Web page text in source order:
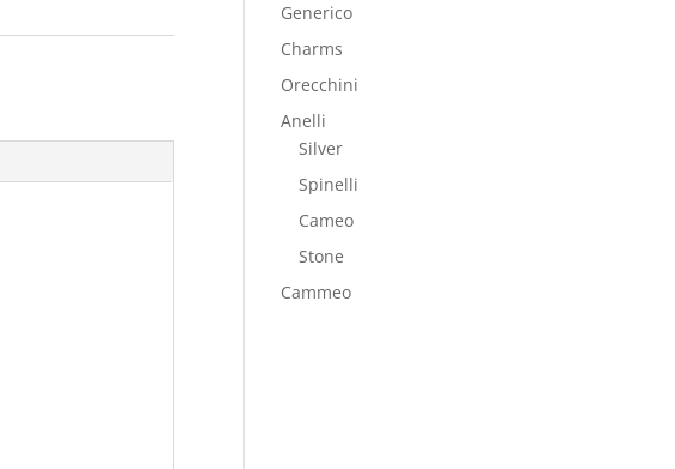
Generico
Charms
Orecchini
Anelli
Silver
Spinelli
Cameo
Stone
Cammeo